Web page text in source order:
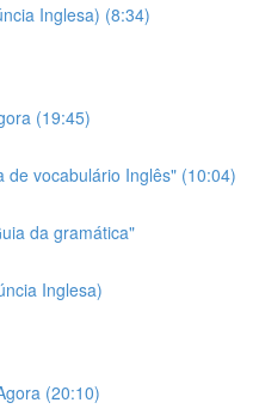
Inglesa) (8:34)
(19:45)
de vocabulário Inglês" (10:04)
da gramática"
Inglesa)
(20:10)